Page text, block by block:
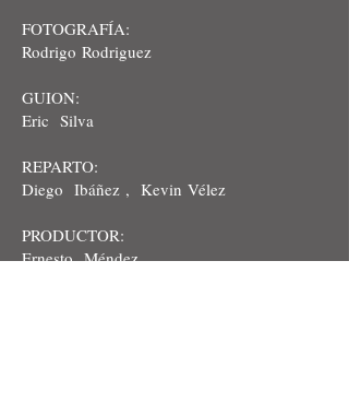
FOTOGRAFÍA:
Rodrigo Rodriguez
GUION:
Eric Silva
REPARTO:
Diego Ibáñez , Kevin Vélez
PRODUCTOR:
Ernesto Méndez